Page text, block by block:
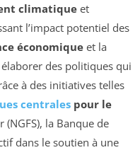
climatique et
l’impact potentiel des
économiqueet la
élaborer des politiques qui
à des initiatives telles
centrales pour le
la Banque de
dans le soutien à une